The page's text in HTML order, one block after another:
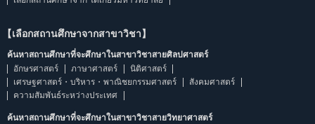
【เลือกสถานศึกษาจากสาขาวิชา】
ค้นหาสถานศึกษาที่จะศึกษาในสาขาวิชาสายศิลปศาสตร์
อักษรศาสตร์
ภาษาศาสตร์
นิติศาสตร์
เศรษฐศาสตร์・บริหาร・พาณิชยกรรมศาสตร์
สังคมศาสตร์
ความสัมพันธ์ระหว่างประเทศ
ค้นหาสถานศึกษาที่จะศึกษาในสาขาวิชาสายวิทยาศาสตร์